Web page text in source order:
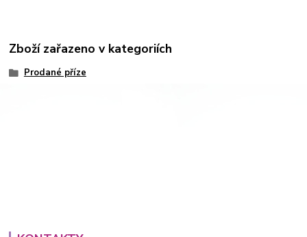
Zboží zařazeno v kategoriích
Prodané příze